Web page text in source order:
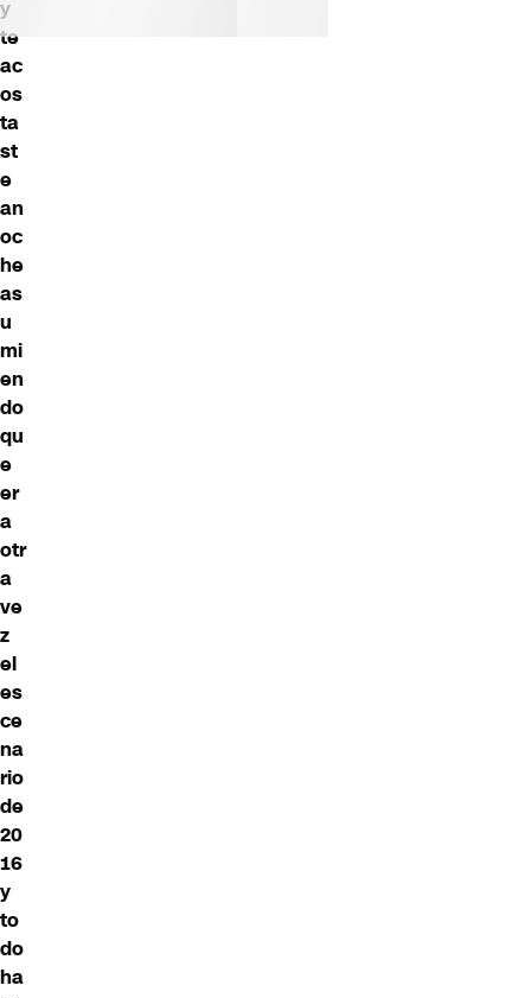
y
te
ac
os
ta
st
e
an
oc
he
as
u
mi
en
do
qu
e
er
a
otr
a
ve
z
el
es
ce
na
rio
de
20
16
y
to
do
ha